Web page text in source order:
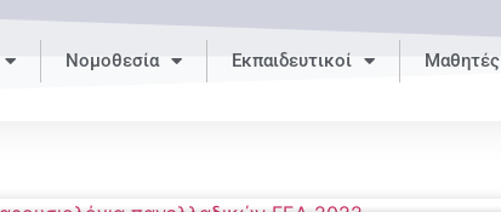
Νομοθεσία Εκπαιδευτικοί Μαθητές